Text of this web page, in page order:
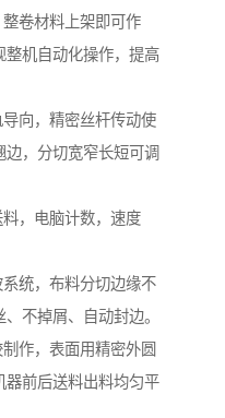
卷材料上架即可作
整机自动化操作，提高
向，精密丝杆传动使
，分切宽窄长短可调
，电脑计数，速度
统，布料分切边缘不
不掉屑、自动封边。
作，表面用精密外圆
器前后送料出料均匀平